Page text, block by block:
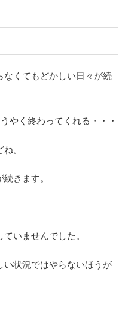
なくてもどかしい日々が続
やく終わってくれる・・・
。
きます。
いませんでした。
い状況ではやらないほうが